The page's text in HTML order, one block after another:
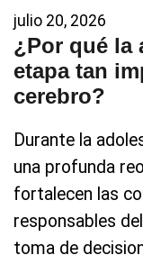
julio 20, 2026
¿Por qué la
etapa tan
cerebro?
Durante la
una profunda
fortalecen las
responsables
toma de